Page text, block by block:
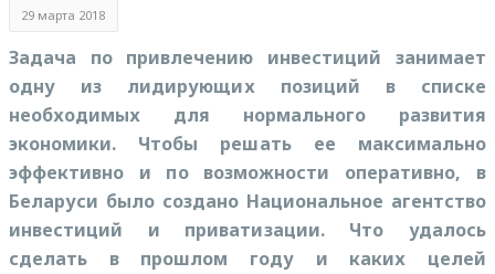
29 марта 2018
Задача по привлечению инвестиций занимает
одну из лидирующих позиций в списке
необходимых для нормального развития
экономики. Чтобы решать ее максимально
эффективно и по возможности оперативно, в
Беларуси было создано Национальное агентство
инвестиций и приватизации. Что удалось
сделать в прошлом году и каких целей